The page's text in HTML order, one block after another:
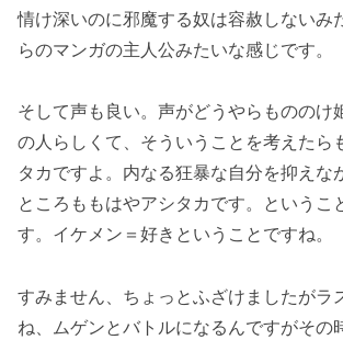
情け深いのに邪魔する奴は容赦しないみ
らのマンガの主人公みたいな感じです。
そして声も良い。声がどうやらもののけ
の人らしくて、そういうことを考えたら
タカですよ。内なる狂暴な自分を抑えな
ところももはやアシタカです。というこ
す。イケメン＝好きということですね。
すみません、ちょっとふざけましたがラ
ね、ムゲンとバトルになるんですがその